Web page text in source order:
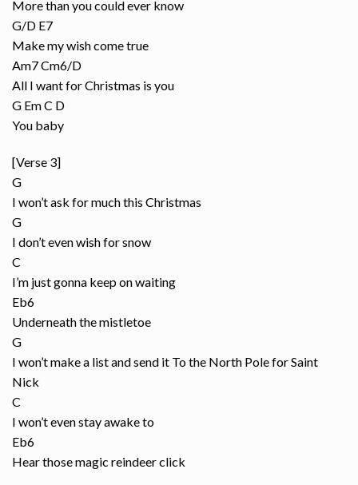
More than you could ever know
G/D E7
Make my wish come true
Am7 Cm6/D
All I want for Christmas is you
G Em C D
You baby
[Verse 3]
G
I won’t ask for much this Christmas
G
I don’t even wish for snow
C
I’m just gonna keep on waiting
Eb6
Underneath the mistletoe
G
I won’t make a list and send it To the North Pole for Saint
Nick
C
I won’t even stay awake to
Eb6
Hear those magic reindeer click